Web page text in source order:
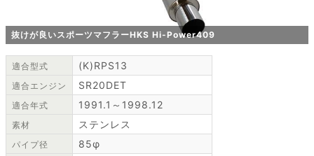
抜けが良いスポーツマフラーHKS Hi-Power409
適合型式 (K)RPS13
適合エンジン SR20DET
適合年式 1991.1～1998.12
素材 ステンレス
パイプ径 85φ